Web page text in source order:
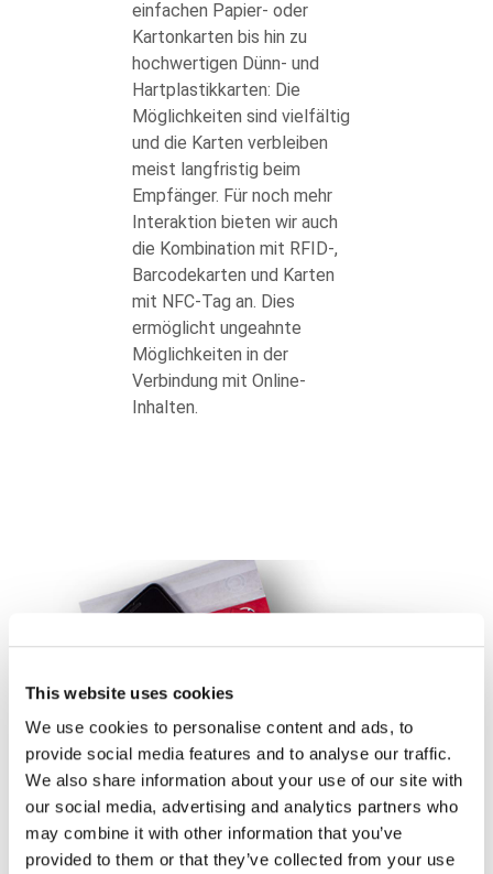
This website uses cookies
We use cookies to personalise content and ads, to
provide social media features and to analyse our traffic.
We also share information about your use of our site with
our social media, advertising and analytics partners who
may combine it with other information that you’ve
provided to them or that they’ve collected from your use
einfachen Papier- oder
Kartonkarten bis hin zu
hochwertigen Dünn- und
Hartplastikkarten: Die
Möglichkeiten sind vielfältig
und die Karten verbleiben
meist langfristig beim
Empfänger. Für noch mehr
Interaktion bieten wir auch
die Kombination mit RFID-,
Barcodekarten und Karten
mit NFC-Tag an. Dies
ermöglicht ungeahnte
Möglichkeiten in der
Verbindung mit Online-
Inhalten.
body